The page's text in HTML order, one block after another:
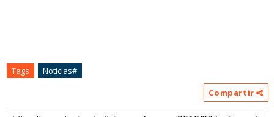
Tags
Noticias#
Compartir